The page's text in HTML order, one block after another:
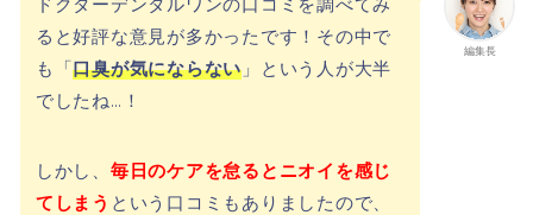
編集長
ると好評な意見が多かったです！その中で
も「口臭が気にならない 」という人が大半
でしたね…！
しかし、 毎日のケアを怠るとニオイを感じ
てしまう という口コミもありましたので、